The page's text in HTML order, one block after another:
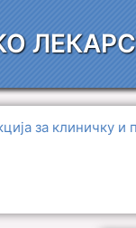
за клиничку и